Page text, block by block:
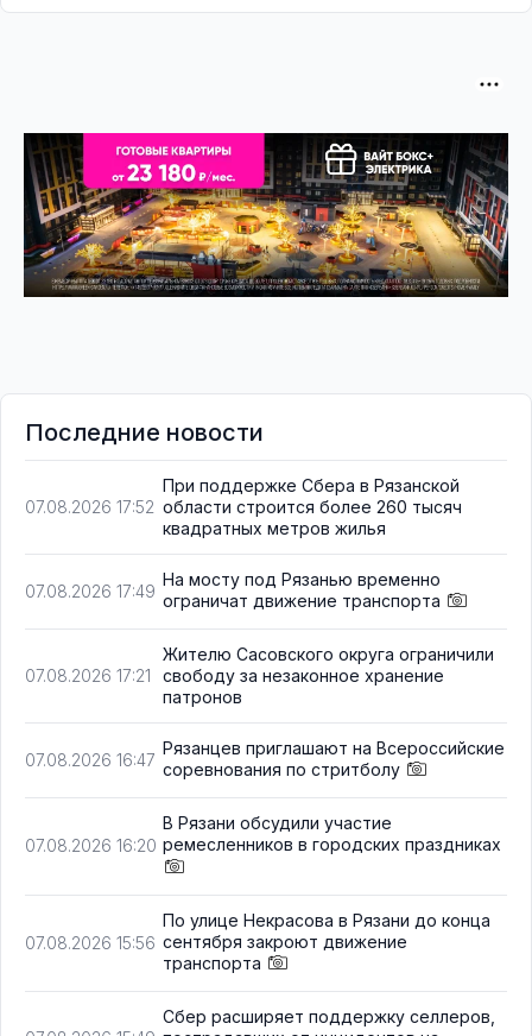
Последние новости
07.08.2026 17:52
При поддержке Сбера в Рязанской
области строится более 260 тысяч
квадратных метров жилья
07.08.2026 17:49
На мосту под Рязанью временно
ограничат движение транспорта
07.08.2026 17:21
Жителю Сасовского округа ограничили
свободу за незаконное хранение
патронов
07.08.2026 16:47
Рязанцев приглашают на Всероссийские
соревнования по стритболу
07.08.2026 16:20
В Рязани обсудили участие
ремесленников в городских праздниках
07.08.2026 15:56
По улице Некрасова в Рязани до конца
сентября закроют движение
транспорта
Сбер расширяет поддержку селлеров,